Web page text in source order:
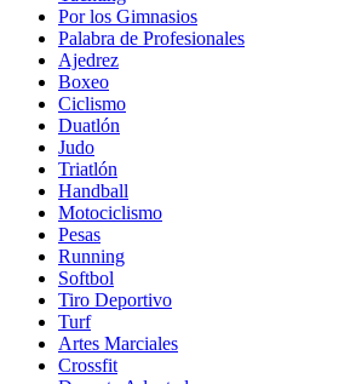
Por los Gimnasios
Palabra de Profesionales
Ajedrez
Boxeo
Ciclismo
Duatlón
Judo
Triatlón
Handball
Motociclismo
Pesas
Running
Softbol
Tiro Deportivo
Turf
Artes Marciales
Crossfit